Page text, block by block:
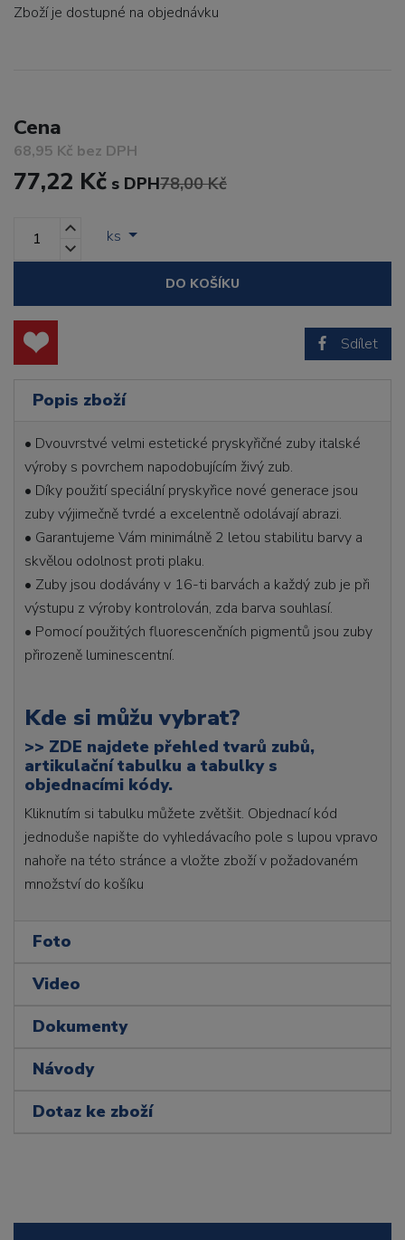
Zboží je dostupné na objednávku
Cena
68,95 Kč bez DPH
77,22 Kč s DPH78,00 Kč
ks
DO KOŠÍKU
Sdílet
Popis zboží
• Dvouvrstvé velmi estetické pryskyřičné zuby italské
výroby s povrchem napodobujícím živý zub.
• Díky použití speciální pryskyřice nové generace jsou
zuby výjimečně tvrdé a excelentně odolávají abrazi.
• Garantujeme Vám minimálně 2 letou stabilitu barvy a
skvělou odolnost proti plaku.
• Zuby jsou dodávány v 16-ti barvách a každý zub je při
výstupu z výroby kontrolován, zda barva souhlasí.
• Pomocí použitých fluorescenčních pigmentů jsou zuby
přirozeně luminescentní.
Kde si můžu vybrat?
>> ZDE najdete přehled tvarů zubů,
artikulační tabulku a tabulky s
objednacími kódy.
Kliknutím si tabulku můžete zvětšit. Objednací kód
jednoduše napište do vyhledávacího pole s lupou vpravo
nahoře na této stránce a vložte zboží v požadovaném
množství do košíku
Foto
Video
Dokumenty
Návody
Dotaz ke zboží